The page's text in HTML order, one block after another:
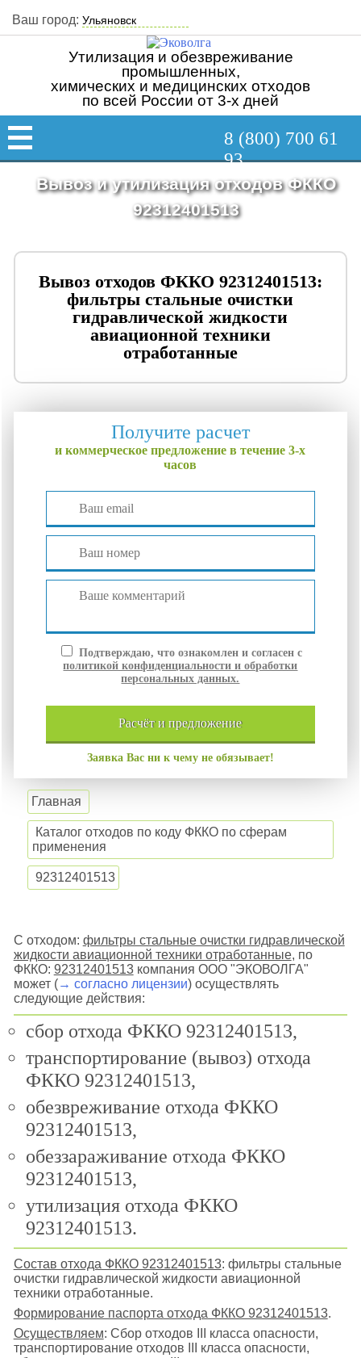
Ваш город:
Утилизация и обезвреживание
промышленных,
химических и медицинских отходов
по всей России от 3-х дней
8 (800) 700 61
93
Вывоз и утилизация отходов ФККО
92312401513
Вывоз отходов ФККО 92312401513:
фильтры стальные очистки
гидравлической жидкости
авиационной техники
отработанные
Получите расчет
и коммерческое предложение в течение 3-х
часов
Подтверждаю, что ознакомлен и согласен с
политикой конфиденциальности и обработки
персональных данных.
расчёт ипредложение
Заявка Вас ни к чему не обязывает!
Главная
Каталог отходов по коду ФККО по сферам
применения
92312401513
С отходом: фильтры стальные очистки гидравлической
жидкости авиационной техники отработанные, по
ФККО: 92312401513компания ООО "ЭКОВОЛГА"
может (→ согласно лицензии) осуществлять
следующие действия:
сбор отхода ФККО 92312401513,
транспортирование (вывоз) отхода
ФККО 92312401513,
обезвреживание отхода ФККО
92312401513,
обеззараживание отхода ФККО
92312401513,
утилизация отхода ФККО
92312401513.
Состав отхода ФККО 92312401513: фильтры стальные
очистки гидравлической жидкости авиационной
техники отработанные.
Формирование паспорта отхода ФККО 92312401513.
Осуществляем: Сбор отходов III класса опасности,
транспортирование отходов III класса опасности,